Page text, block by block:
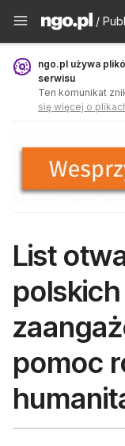
/
ngo.pl używa
serwisu
Ten komunikat
się więcej o
List
polskich
pomoc